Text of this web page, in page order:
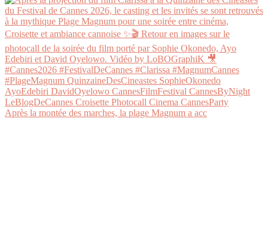
Après la montée des marches, la plage Magnum a acc